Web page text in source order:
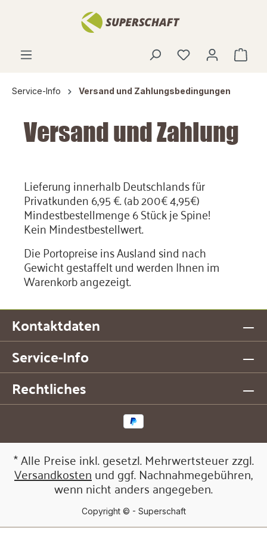
Service-Info Versand und Zahlungsbedingungen
Versand und Zahlung
Lieferung innerhalb Deutschlands für
Privatkunden 6,95 €. (ab 200€ 4,95€)
Mindestbestellmenge 6 Stück je Spine!
Kein Mindestbestellwert.
Die Portopreise ins Ausland sind nach
Gewicht gestaffelt und werden Ihnen im
Warenkorb angezeigt.
Kontaktdaten
Service-Info
Rechtliches
* Alle Preise inkl. gesetzl. Mehrwertsteuer zzgl.
Versandkostenund ggf. Nachnahmegebühren,
wenn nicht anders angegeben.
Copyright © - Superschaft